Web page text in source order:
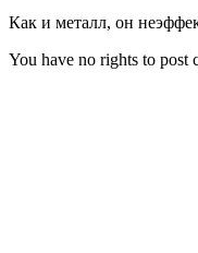
Как и металл, он
You have no rights to post